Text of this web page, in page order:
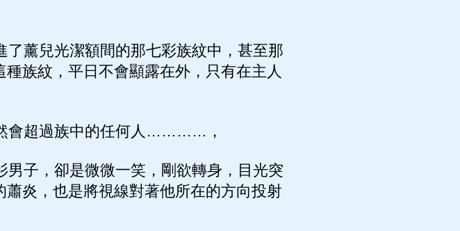
薰兒光潔額間的那七彩族紋中，甚至那
族紋，平日不會顯露在外，只有在主人
會超過族中的任何人…………，
子，卻是微微一笑，剛欲轉身，目光突
炎，也是將視線對著他所在的方向投射